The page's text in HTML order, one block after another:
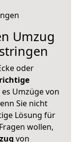
Umzug
oder
richtige
Umzüge von
Sie nicht
Lösung für
wollen,
von